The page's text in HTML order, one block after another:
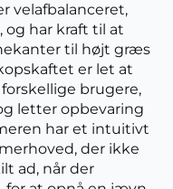
velafbalanceret,
og har kraft til at
til højt græs
er let at
brugere,
letter opbevaring
har et intuitivt
der ikke
ad, når der